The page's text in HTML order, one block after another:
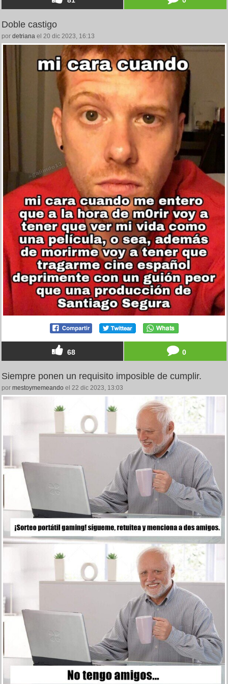
Doble castigo
por detriana el 20 dic 2023, 16:13
68 0
Siempre ponen un requisito imposible de cumplir.
por mestoymemeando el 22 dic 2023, 13:03